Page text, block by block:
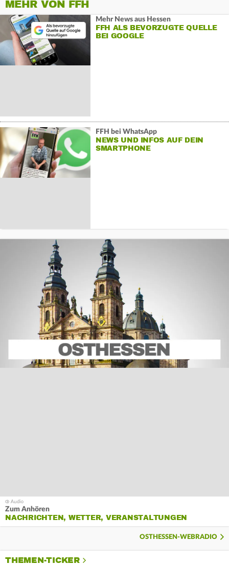
MEHR VON FFH
Mehr News aus Hessen
FFH ALS BEVORZUGTE QUELLE
BEI GOOGLE
FFH bei WhatsApp
NEWS UND INFOS AUF DEIN
SMARTPHONE
Zum Anhören
NACHRICHTEN, WETTER, VERANSTALTUNGEN
OSTHESSEN-WEBRADIO
THEMEN-TICKER